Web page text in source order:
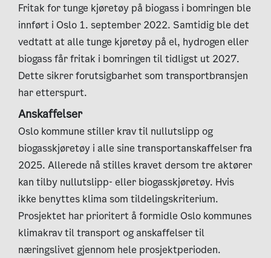
Fritak for tunge kjøretøy på biogass i bomringen ble
innført i Oslo 1. september 2022. Samtidig ble det
vedtatt at alle tunge kjøretøy på el, hydrogen eller
biogass får fritak i bomringen til tidligst ut 2027.
Dette sikrer forutsigbarhet som transportbransjen
har etterspurt.
Anskaffelser
Oslo kommune stiller krav til nullutslipp og
biogasskjøretøy i alle sine transportanskaffelser fra
2025. Allerede nå stilles kravet dersom tre aktører
kan tilby nullutslipp- eller biogasskjøretøy. Hvis
ikke benyttes klima som tildelingskriterium.
Prosjektet har prioritert å formidle Oslo kommunes
klimakrav til transport og anskaffelser til
næringslivet gjennom hele prosjektperioden.